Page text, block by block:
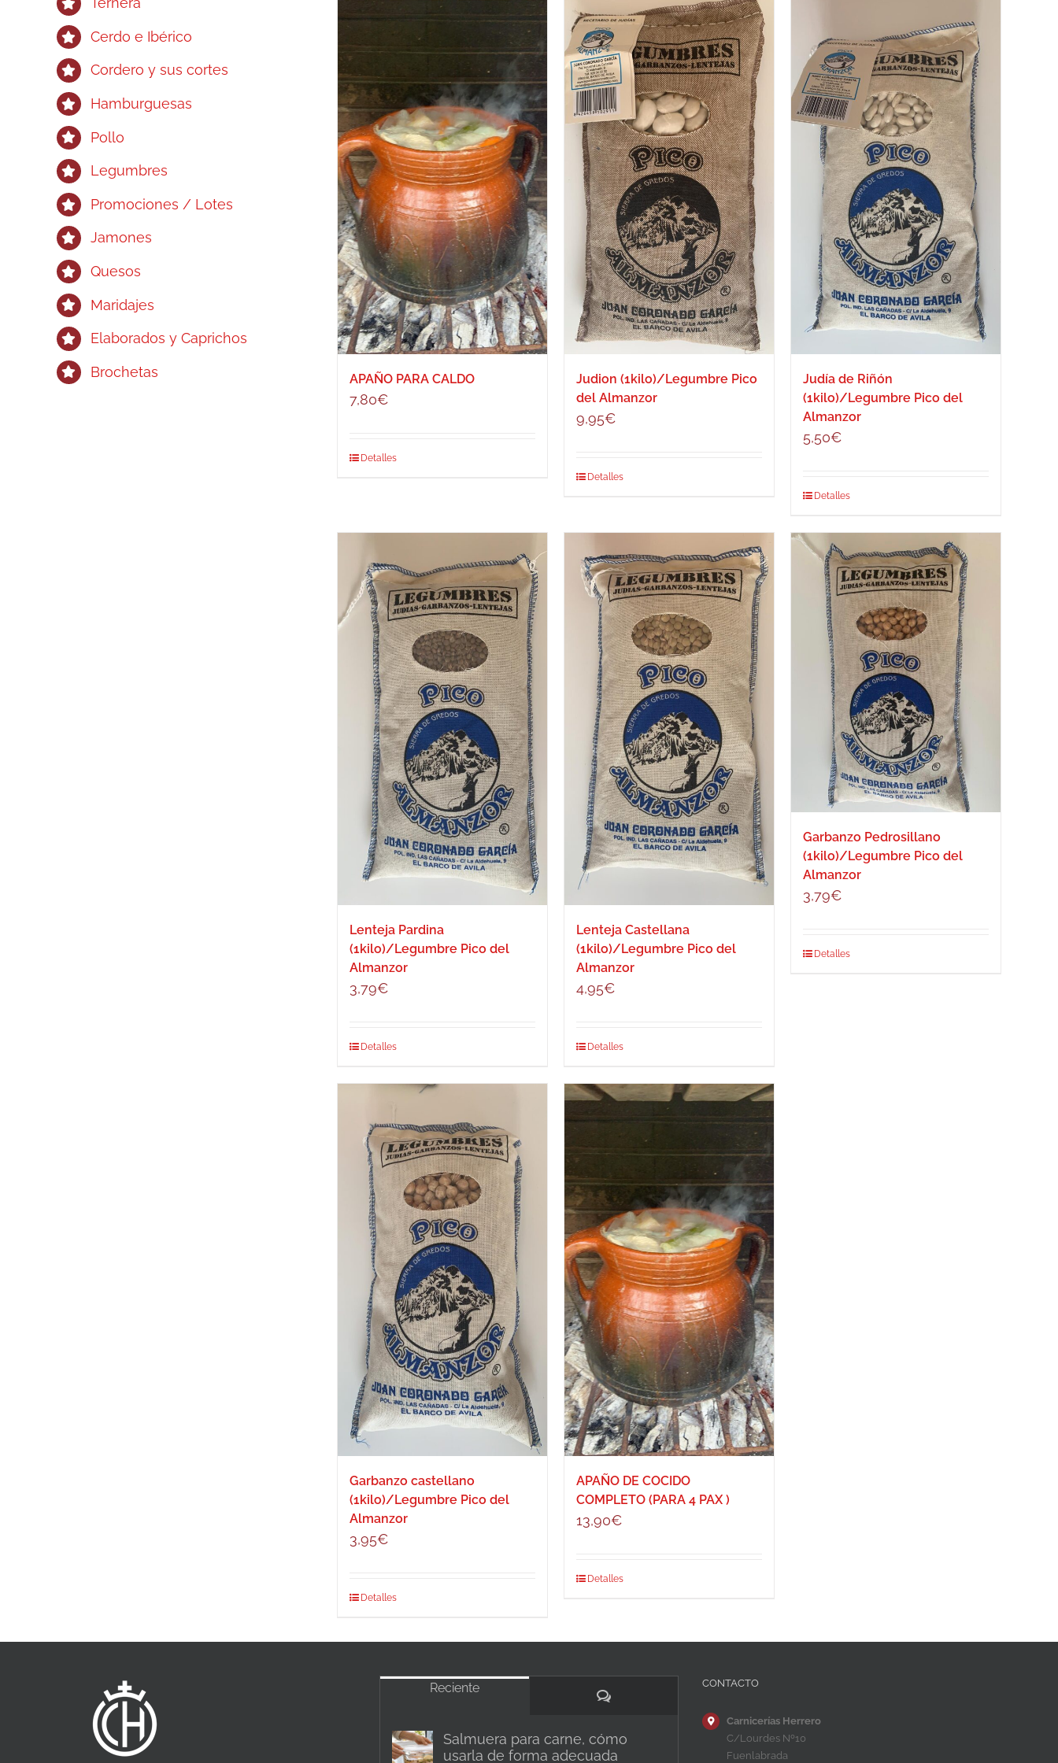
APAÑO PARA CALDO
7,80€
Detalles
Judion (1kilo)/Legumbre Pico
del Almanzor
9,95€
Detalles
Judía de Riñón
(1kilo)/Legumbre Pico del
Almanzor
5,50€
Detalles
Lenteja Pardina
(1kilo)/Legumbre Pico del
Almanzor
3,79€
Detalles
Lenteja Castellana
(1kilo)/Legumbre Pico del
Almanzor
4,95€
Detalles
Garbanzo Pedrosillano
(1kilo)/Legumbre Pico del
Almanzor
3,79€
Detalles
Garbanzo castellano
(1kilo)/Legumbre Pico del
Almanzor
3,95€
Detalles
APAÑO DE COCIDO
COMPLETO (PARA 4 PAX )
13,90€
Detalles
Cerdo e Ibérico
Cordero y sus cortes
Hamburguesas
Pollo
Legumbres
Promociones / Lotes
Jamones
Quesos
Maridajes
Elaborados y Caprichos
Brochetas
Reciente
Comentarios
Salmuera para carne, cómo
usarla de forma adecuada
CONTACTO
Carnicerías Herrero
C/Lourdes Nº10
Fuenlabrada